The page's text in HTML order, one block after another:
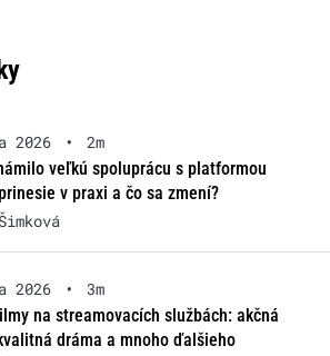
2026 •
2m
veľkú spoluprácu s platformou
v praxi a čo sa zmení?
2026 •
3m
na streamovacích službách: akčná
dráma a mnoho ďalšieho